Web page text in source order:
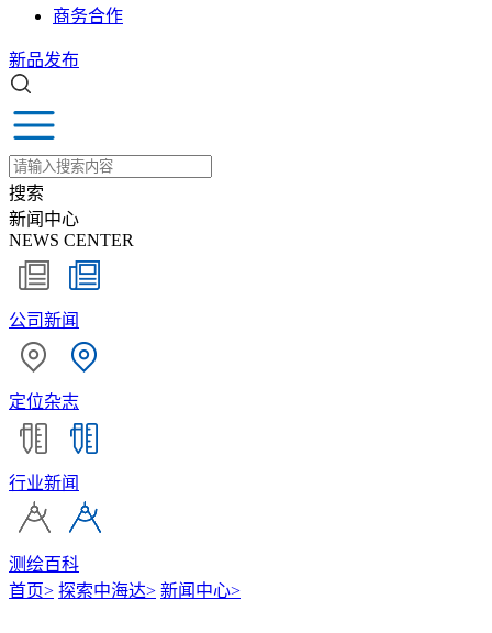
商务合作
新品发布
搜索
新闻中心
NEWS CENTER
公司新闻
定位杂志
行业新闻
测绘百科
首页> 探索中海达> 新闻中心>